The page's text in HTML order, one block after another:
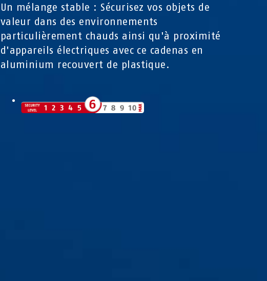
Un mélange stable : Sécurisez vos objets de
valeur dans des environnements
particulièrement chauds ainsi qu'à proximité
d'appareils électriques avec ce cadenas en
aluminium recouvert de plastique.